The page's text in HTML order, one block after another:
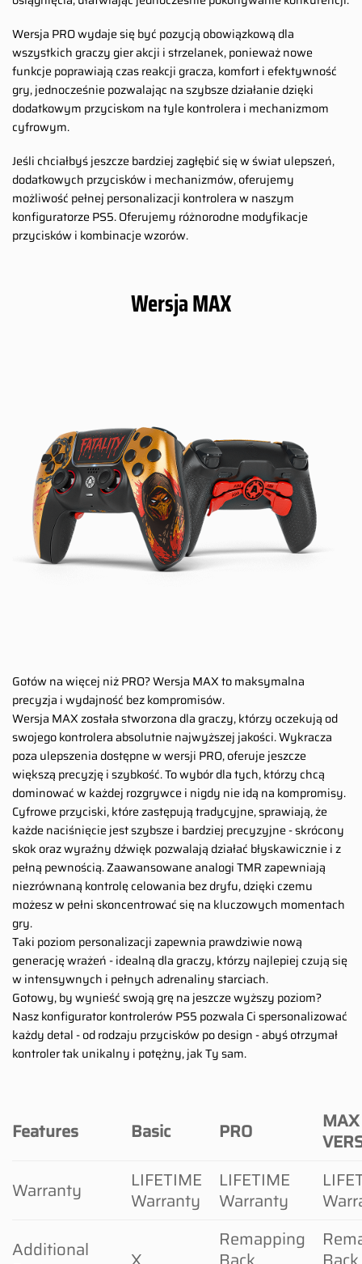
Wersja PRO wydaje się być pozycją obowiązkową dla
wszystkich graczy gier akcji i strzelanek, ponieważ nowe
funkcje poprawiają czas reakcji gracza, komfort i efektywność
gry, jednocześnie pozwalając na szybsze działanie dzięki
dodatkowym przyciskom na tyle kontrolera i mechanizmom
cyfrowym.
Jeśli chciałbyś jeszcze bardziej zagłębić się w świat ulepszeń,
dodatkowych przycisków i mechanizmów, oferujemy
możliwość pełnej personalizacji kontrolera w naszym
konfiguratorze PS5. Oferujemy różnorodne modyfikacje
przycisków i kombinacje wzorów.
Wersja MAX
Gotów na więcej niż PRO? Wersja MAX to maksymalna
precyzja i wydajność bez kompromisów.
Wersja MAX została stworzona dla graczy, którzy oczekują od
swojego kontrolera absolutnie najwyższej jakości. Wykracza
poza ulepszenia dostępne w wersji PRO, oferuje jeszcze
większą precyzję i szybkość. To wybór dla tych, którzy chcą
dominować w każdej rozgrywce i nigdy nie idą na kompromisy.
Cyfrowe przyciski, które zastępują tradycyjne, sprawiają, że
każde naciśnięcie jest szybsze i bardziej precyzyjne - skrócony
skok oraz wyraźny dźwięk pozwalają działać błyskawicznie i z
pełną pewnością. Zaawansowane analogi TMR zapewniają
niezrównaną kontrolę celowania bez dryfu, dzięki czemu
możesz w pełni skoncentrować się na kluczowych momentach
gry.
Taki poziom personalizacji zapewnia prawdziwie nową
generację wrażeń - idealną dla graczy, którzy najlepiej czują się
w intensywnych i pełnych adrenaliny starciach.
Gotowy, by wynieść swoją grę na jeszcze wyższy poziom?
Nasz konfigurator kontrolerów PS5 pozwala Ci spersonalizować
każdy detal - od rodzaju przycisków po design - abyś otrzymał
kontroler tak unikalny i potężny, jak Ty sam.
Features Basic PRO
MAX
Warranty
LIFETIME
Warranty
LIFETIME
Warranty
Additional
Remapping